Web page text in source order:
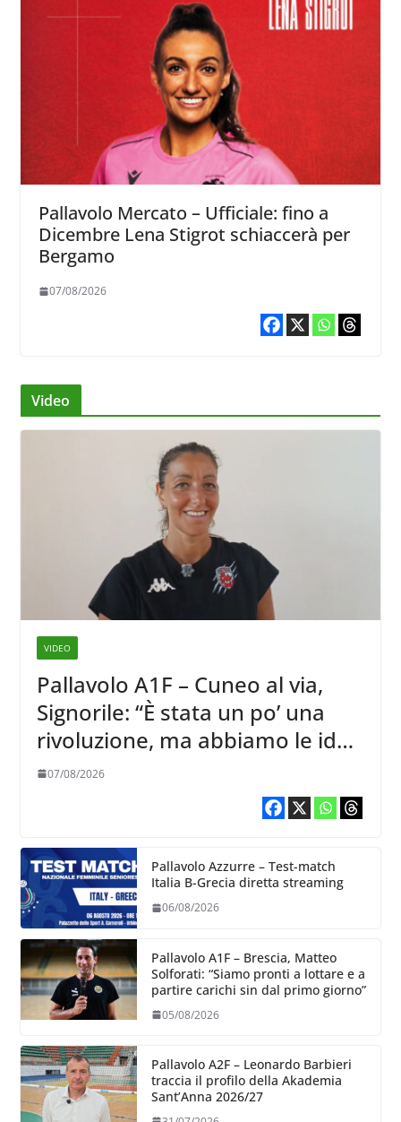
Pallavolo Mercato – Ufficiale: fino a
Dicembre Lena Stigrot schiaccerà per
Bergamo
07/08/2026
Video
VIDEO
Pallavolo A1F – Cuneo al via,
Signorile: “È stata un po’ una
rivoluzione, ma abbiamo le idee
chiare siu cosa vogliamo fare”
07/08/2026
Pallavolo Azzurre – Test-match
Italia B-Grecia diretta streaming
06/08/2026
Pallavolo A1F – Brescia, Matteo
Solforati: “Siamo pronti a lottare e a
partire carichi sin dal primo giorno”
05/08/2026
Pallavolo A2F – Leonardo Barbieri
traccia il profilo della Akademia
Sant’Anna 2026/27